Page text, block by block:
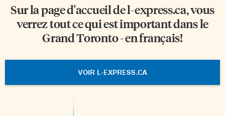
Sur la page d'accueil del-express.ca, vous
verrez tout ce qui est important dans le
Grand Toronto - en français!
VOIR L-EXPRESS.CA